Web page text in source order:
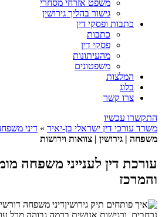
משפט אזרחי מסחרי
גישור בהליך גירושין
כתבות ופסקי דין
כתבות
פסקי דין
מהעיתונות
משפטונים
המלצות
בלוג
צרו קשר
התקשרו עכשיו
משרד עורכי דין ישראלי בן-יאיר » דיני
משפחה | גירושין | צוואות וירושות
עורכת דין לענייני משפחה
והמרכז
דיני משפחה
נרחבים, ורגישות אנושית ברמה גבוהה מכל